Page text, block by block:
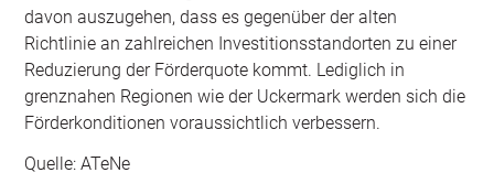
davon auszugehen, dass es gegenüber der alten
Richtlinie an zahlreichen Investitionsstandorten zu einer
Reduzierung der Förderquote kommt. Lediglich in
grenznahen Regionen wie der Uckermark werden sich die
Förderkonditionen voraussichtlich verbessern.
Quelle: ATeNe